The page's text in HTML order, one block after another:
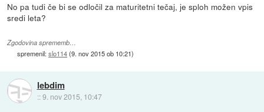
No pa tudi če bi se odločil za maturitetni tečaj, je sploh možen vpis
sredi leta?
Zgodovina sprememb…
spremenil:slo114(9. nov 2015 ob 10:21)
lebdim
::9. nov 2015, 10:47